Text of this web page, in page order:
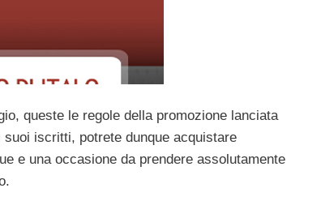
queste le regole della promozione lanciata
iscritti, potrete dunque acquistare
e una occasione da prendere assolutamente